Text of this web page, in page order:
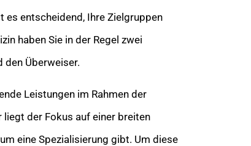
es entscheidend, Ihre Zielgruppen
haben Sie in der Regel zwei
den Überweiser.
Leistungen im Rahmen der
der Fokus auf einer breiten
eine Spezialisierung gibt. Um diese